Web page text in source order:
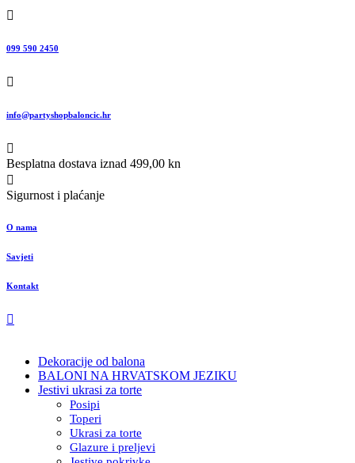
099 590 2450
info@partyshopbaloncic.hr
Besplatna dostava iznad 499,00 kn
Sigurnost i plaćanje
O nama
Savjeti
Kontakt
Dekoracije od balona
BALONI NA HRVATSKOM JEZIKU
Jestivi ukrasi za torte
Posipi
Toperi
Ukrasi za torte
Glazure i preljevi